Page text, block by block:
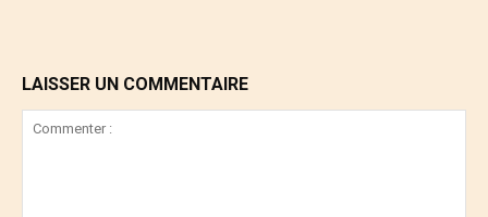
LAISSER UN COMMENTAIRE